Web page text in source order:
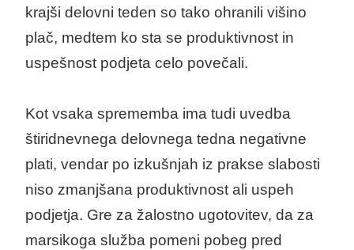
krajši delovni teden so tako ohranili višino
plač, medtem ko sta se produktivnost in
uspešnost podjeta celo povečali.
Kot vsaka sprememba ima tudi uvedba
štiridnevnega delovnega tedna negativne
plati, vendar po izkušnjah iz prakse slabosti
niso zmanjšana produktivnost ali uspeh
podjetja. Gre za žalostno ugotovitev, da za
marsikoga služba pomeni pobeg pred